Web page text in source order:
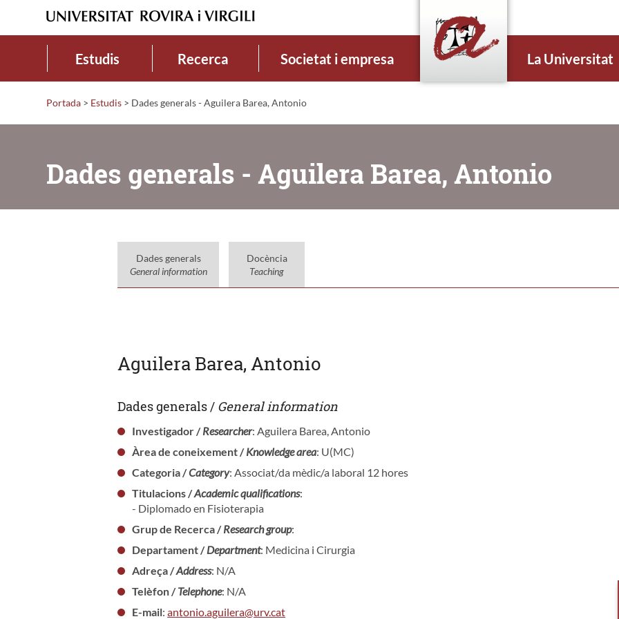
Estudis Recerca Societat i empresa La Universitat
Portada > Estudis > Dades generals - Aguilera Barea, Antonio
Dades generals - Aguilera Barea, Antonio
Dades generals
General information
Docència
Teaching
Aguilera Barea, Antonio
Dades generals / General information
Investigador /Researcher: Aguilera Barea, Antonio
Àrea de coneixement /Knowledge area: U(MC)
Categoria /Category: Associat/da mèdic/a laboral 12 hores
Titulacions /Academic qualifications:
- Diplomado en Fisioterapia
Grup de Recerca /Research group:
Departament /Department: Medicina i Cirurgia
Adreça /Address: N/A
Telèfon /Telephone: N/A
E-mail:antonio.aguilera@urv.cat